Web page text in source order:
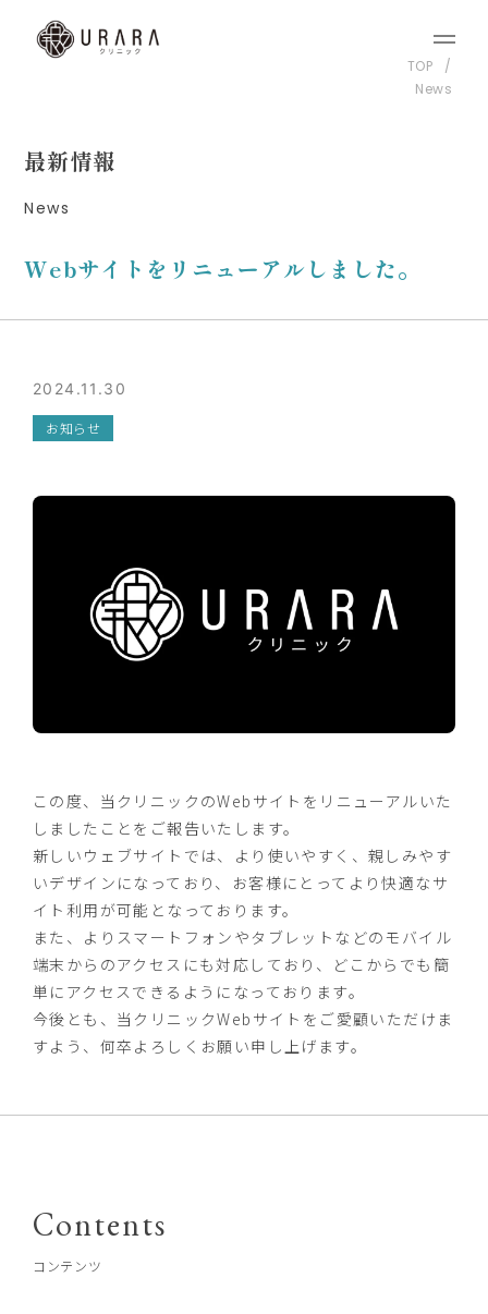
TOP
News
最新情報
News
Webサイトをリニューアルしました。
2024.11.30
お知らせ
この度、当クリニックのWebサイトをリニューアルいた
しましたことをご報告いたします。
新しいウェブサイトでは、より使いやすく、親しみやす
いデザインになっており、お客様にとってより快適なサ
イト利用が可能となっております。
また、よりスマートフォンやタブレットなどのモバイル
端末からのアクセスにも対応しており、どこからでも簡
単にアクセスできるようになっております。
今後とも、当クリニックWebサイトをご愛顧いただけま
すよう、何卒よろしくお願い申し上げます。
Contents
コンテンツ